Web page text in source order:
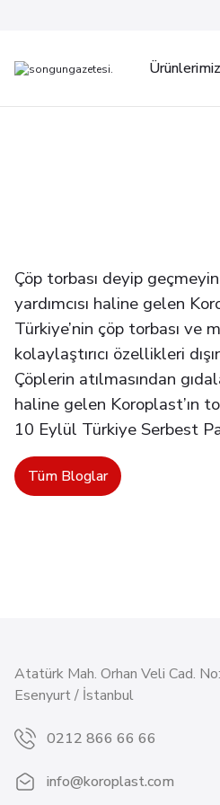
Ürünlerimiz
Çöp torbası deyip
yardımcısı haline gelen
Türkiye’nin çöp torbası ve
kolaylaştırıcı özellikleri
Çöplerin atılmasından
haline gelen Koroplast’ın
10 Eylül Türkiye Serbest
Tüm Bloglar
Atatürk Mah. Orhan Veli Cad.
Esenyurt / İstanbul
0212 866 66 66
info@koroplast.com